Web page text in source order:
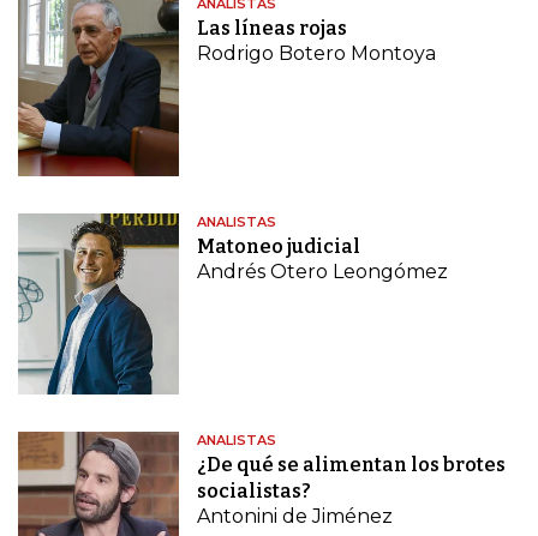
ANALISTAS
Las líneas rojas
Rodrigo Botero Montoya
ANALISTAS
Matoneo judicial
Andrés Otero Leongómez
ANALISTAS
¿De qué se alimentan los brotes
socialistas?
Antonini de Jiménez